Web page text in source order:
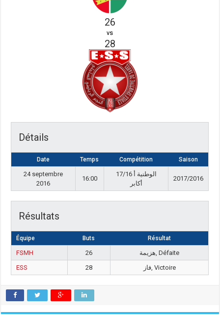
26
vs
28
Détails
Date Temps Compétition Saison
24 septembre
2016
16:00
17/16 الوطنية أ
أكابر
2017/2016
Résultats
Équipe Buts Résultat
FSMH 26
هزيمة, Défaite
ESS
28 فاز, Victoire